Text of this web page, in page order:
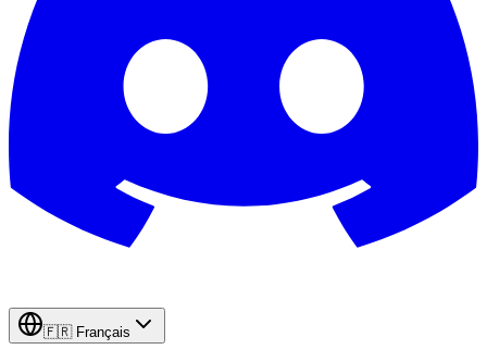
🇫🇷 Français